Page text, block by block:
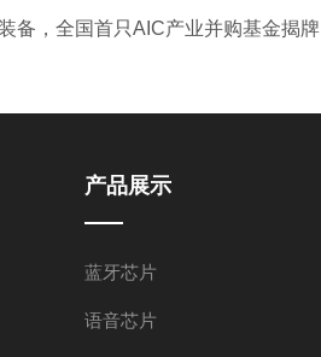
备，全国首只AIC产业并购基金揭
产品展示
蓝牙芯片
语音芯片